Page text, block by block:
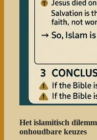
Het islamitisch
onhoudbare keuzes